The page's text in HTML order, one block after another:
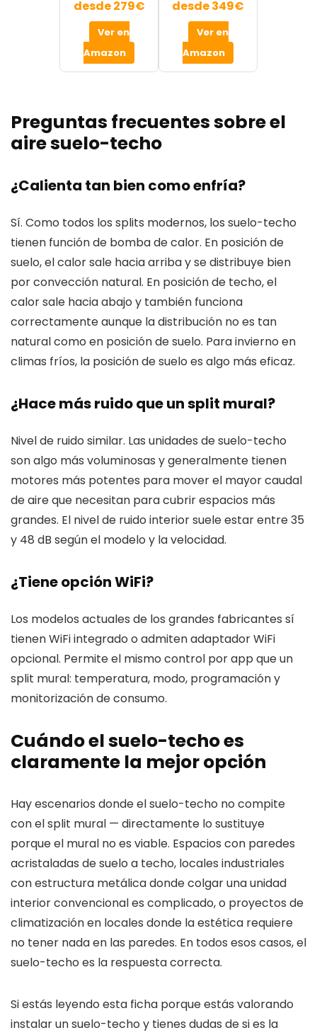
desde 279€
Ver en
Amazon
desde 349€
Ver en
Amazon
Preguntas frecuentes sobre el
aire suelo-techo
¿Calienta tan bien como enfría?
Sí. Como todos los splits modernos, los suelo-techo
tienen función de bomba de calor. En posición de
suelo, el calor sale hacia arriba y se distribuye bien
por convección natural. En posición de techo, el
calor sale hacia abajo y también funciona
correctamente aunque la distribución no es tan
natural como en posición de suelo. Para invierno en
climas fríos, la posición de suelo es algo más eficaz.
¿Hace más ruido que un split mural?
Nivel de ruido similar. Las unidades de suelo-techo
son algo más voluminosas y generalmente tienen
motores más potentes para mover el mayor caudal
de aire que necesitan para cubrir espacios más
grandes. El nivel de ruido interior suele estar entre 35
y 48 dB según el modelo y la velocidad.
¿Tiene opción WiFi?
Los modelos actuales de los grandes fabricantes sí
tienen WiFi integrado o admiten adaptador WiFi
opcional. Permite el mismo control por app que un
split mural: temperatura, modo, programación y
monitorización de consumo.
Cuándo el suelo-techo es
claramente la mejor opción
Hay escenarios donde el suelo-techo no compite
con el split mural — directamente lo sustituye
porque el mural no es viable. Espacios con paredes
acristaladas de suelo a techo, locales industriales
con estructura metálica donde colgar una unidad
interior convencional es complicado, o proyectos de
climatización en locales donde la estética requiere
no tener nada en las paredes. En todos esos casos, el
suelo-techo es la respuesta correcta.
Si estás leyendo esta ficha porque estás valorando
instalar un suelo-techo y tienes dudas de si es la